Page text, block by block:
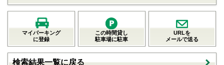
マイパーキング
に登録
この時間貸し
駐車場に駐車
URLを
メールで送る
検索結果一覧に戻る